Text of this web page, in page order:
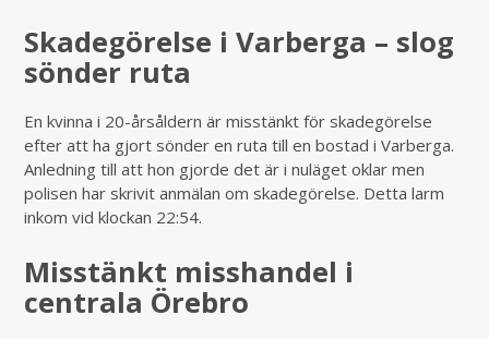
Skadegörelse i Varberga – slog
sönder ruta
En kvinna i 20-årsåldern är misstänkt för skadegörelse
efter att ha gjort sönder en ruta till en bostad i Varberga.
Anledning till att hon gjorde det är i nuläget oklar men
polisen har skrivit anmälan om skadegörelse. Detta larm
inkom vid klockan 22:54.
Misstänkt misshandel i
centrala Örebro